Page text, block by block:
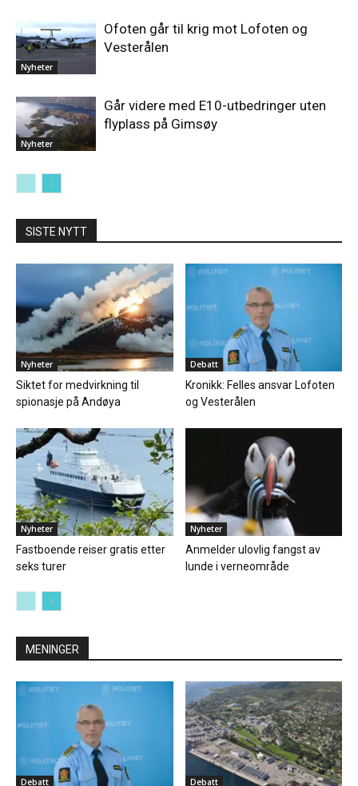
Nyheter
Ofoten går til krig mot Lofoten og
Vesterålen
Nyheter
Går videre med E10-utbedringer uten
flyplass på Gimsøy
SISTE NYTT
Nyheter
Siktet for medvirkning til
spionasje på Andøya
Debatt
Kronikk: Felles ansvar Lofoten
og Vesterålen
Nyheter
Fastboende reiser gratis etter
seks turer
Nyheter
Anmelder ulovlig fangst av
lunde i verneområde
MENINGER
Debatt Debatt